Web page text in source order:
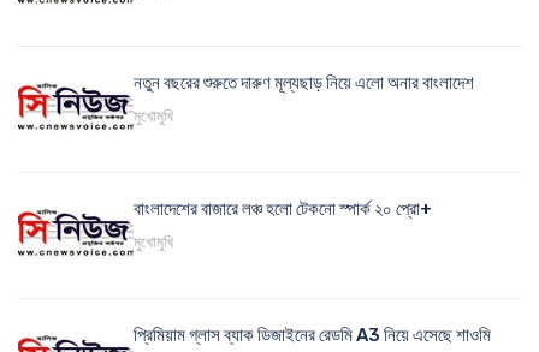
নতুন বছরের শুরুতে দারুণ মূল্যছাড় নিয়ে এলো অনার বাংলাদেশ
মুখোমুখি
বাংলাদেশের বাজারে লঞ্চ হলো টেকনো স্পার্ক ২০ প্রো+
মুখোমুখি
প্রিমিয়াম গ্লাস ব্যাক ডিজাইনের রেডমি A3 নিয়ে এসেছে শাওমি